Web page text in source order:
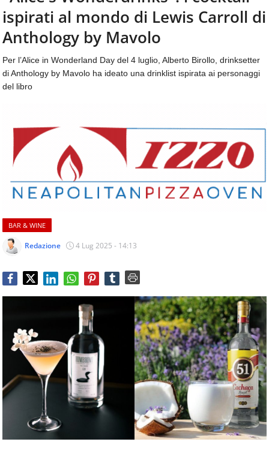
aggiornamenti
quotidiani
temi
come
ospitalità,
ristorazione,
catering
e
articoli
sul
mondo
dei
consumi
fuoricasa,
Food
Service
e
novità
del
comparto
Horeca.
CONTATTI
ispirati al mondo di Lewis Carroll di
Anthology by Mavolo
Per l’Alice in Wonderland Day del 4 luglio, Alberto Birollo, drinksetter
di Anthology by Mavolo ha ideato una drinklist ispirata ai personaggi
del libro
BAR & WINE
Redazione 4 Lug 2025 - 14:13